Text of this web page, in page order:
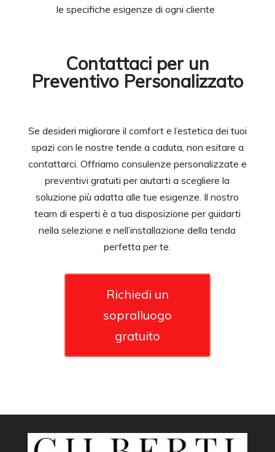
le specifiche esigenze di ogni cliente
Contattaci per un
Preventivo Personalizzato
Se desideri migliorare il comfort e l’estetica dei tuoi
spazi con le nostre tende a caduta, non esitare a
contattarci. Offriamo consulenze personalizzate e
preventivi gratuiti per aiutarti a scegliere la
soluzione più adatta alle tue esigenze. Il nostro
team di esperti è a tua disposizione per guidarti
nella selezione e nell’installazione della tenda
perfetta per te.
Richiedi un
sopralluogo
gratuito